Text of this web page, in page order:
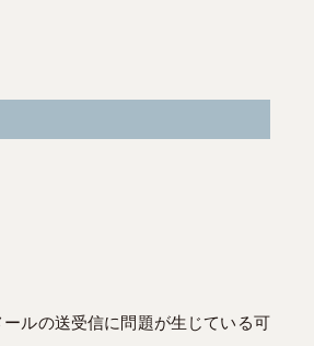
ルの送受信に問題が生じている可